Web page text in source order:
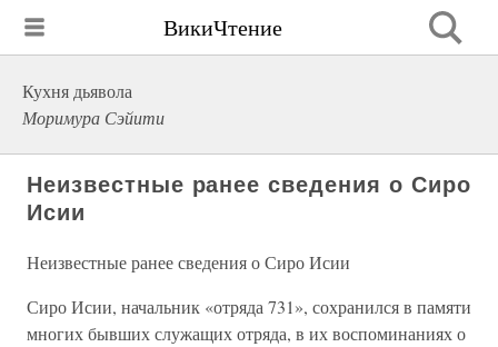
ВикиЧтение
Кухня дьявола
Моримура Сэйити
Неизвестные ранее сведения о Сиро
Исии
Неизвестные ранее сведения о Сиро Исии
Сиро Исии, начальник «отряда 731», сохранился в памяти
многих бывших служащих отряда, в их воспоминаниях о